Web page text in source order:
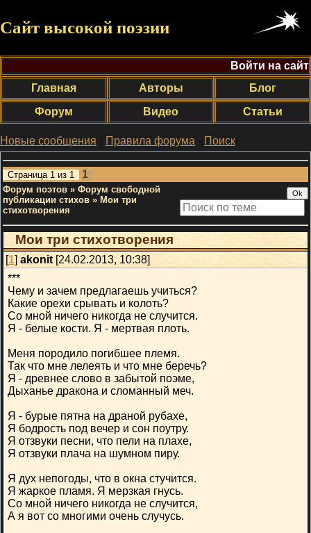
Сайт высокой поэзии
Войти на сайт
Главная
Авторы
Блог
Форум
Видео Статьи
Новые сообщения · Правила форума · Поиск;
Страница 1 из 1 1
Форум поэтов » Форум свободной
публикации стихов » Мои три
стихотворения
Мои три стихотворения
[1] akonit [24.02.2013, 10:38]
***
Чему и зачем предлагаешь учиться?
Какие орехи срывать и колоть?
Со мной ничего никогда не случится.
Я - белые кости. Я - мертвая плоть.
Меня породило погибшее племя.
Так что мне лелеять и что мне беречь?
Я - древнее слово в забытой поэме,
Дыханье дракона и сломанный меч.
Я - бурые пятна на драной рубахе,
Я бодрость под вечер и сон поутру.
Я отзвуки песни, что пели на плахе,
Я отзвуки плача на шумном пиру.
Я дух непогоды, что в окна стучится.
Я жаркое пламя. Я мерзкая гнусь.
Со мной ничего никогда не случится,
А я вот со многими очень случусь.